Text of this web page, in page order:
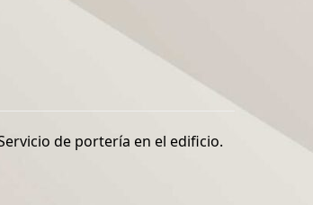
de portería en el edificio.